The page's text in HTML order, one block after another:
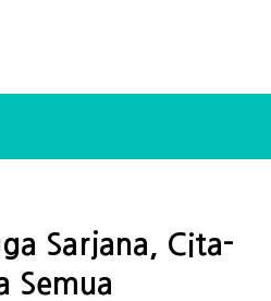
Sarjana, Cita-
Semua